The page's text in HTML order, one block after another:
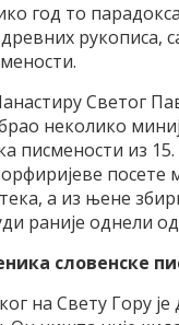
год то
рукописа,
Светог
неколико
из 15.
посете
а из њене
раније однели
словенске
на Свету Гору